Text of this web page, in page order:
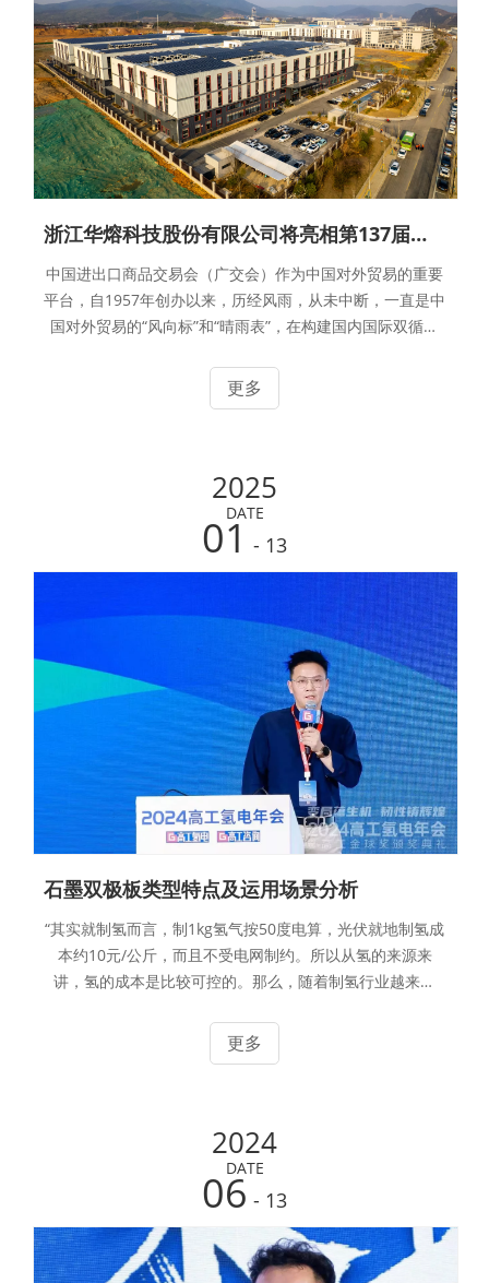
浙江华熔科技股份有限公司将亮相第137届广交会
中国进出口商品交易会（广交会）作为中国对外贸易的重要
平台，自1957年创办以来，历经风雨，从未中断，一直是中
国对外贸易的“风向标”和“晴雨表”，在构建国内国际双循环
年4月15日至19日举行，沿用线上线下相结合的模式，为全
球企业提供了一个展示产品、技术与服务的绝佳机会。浙江
石墨及复合材料领域的深厚技术积累和创新能力，将携其核
心产品亮相此次盛会。华熔科技拥有国内最全的碳石墨及复
合材料体系，其产品广泛应用于新能源、半导体及消费电子
更多
2025
DATE
01 - 13
石墨双极板类型特点及运用场景分析
“其实就制氢而言，制1kg氢气按50度电算，光伏就地制氢成
本约10元/公斤，而且不受电网制约。所以从氢的来源来
讲，氢的成本是比较可控的。那么，随着制氢行业越来越
来越好。“华熔科技总经理周志强在2024高工氢电年会上发
表“石墨双极板类型特点及运营场景”的主题演讲时开场如此
更多
2024
DATE
06 - 13